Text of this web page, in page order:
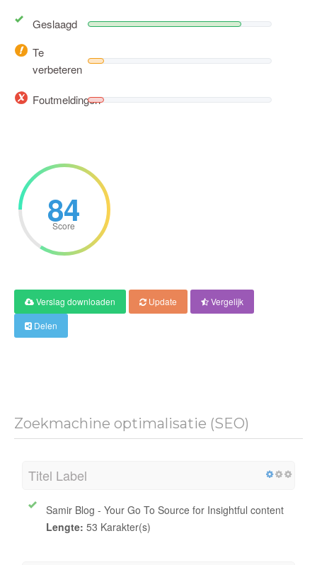
Geslaagd
Te
verbeteren
Foutmeldingen
84
Score
Verslag downloaden Update
Vergelijk
Delen
Zoekmachine optimalisatie (SEO)
Titel Label
Samir Blog - Your Go To Source for Insightful content
Lengte: 53 Karakter(s)